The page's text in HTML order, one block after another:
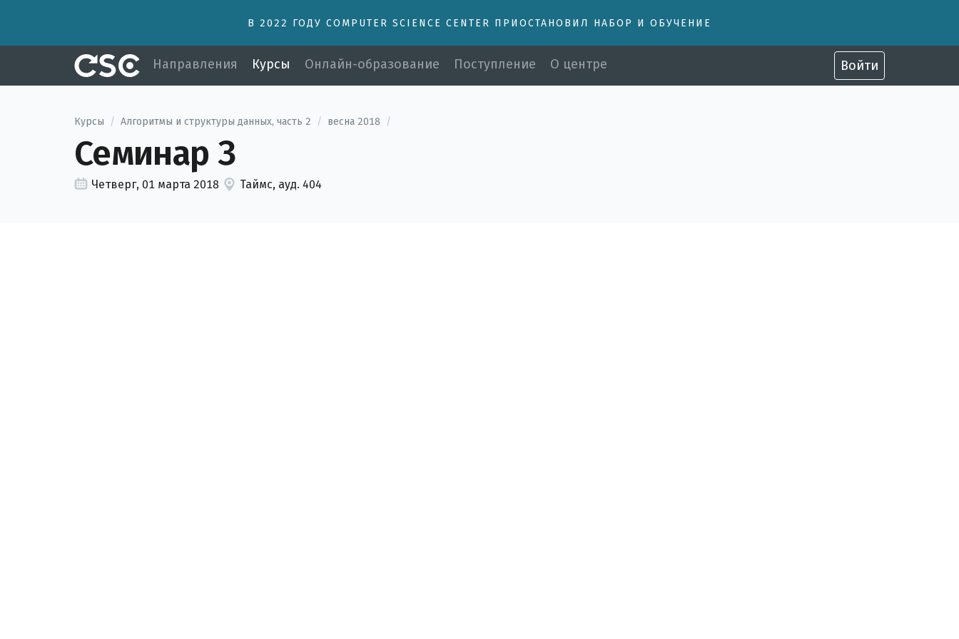
В 2022 ГОДУ COMPUTER SCIENCE CENTER ПРИОСТАНОВИЛ НАБОР И ОБУЧЕНИЕ
Направления Курсы Онлайн-образование Поступление О центре Войти
Курсы / Алгоритмы и структуры данных, часть 2 / весна 2018 /
Семинар 3
Четверг, 01 марта 2018 Таймс, ауд. 404